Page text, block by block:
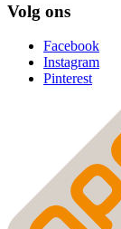
Volg ons
Facebook
Instagram
Pinterest